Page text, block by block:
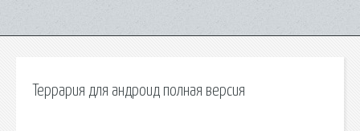
Террария для андроид полная версия